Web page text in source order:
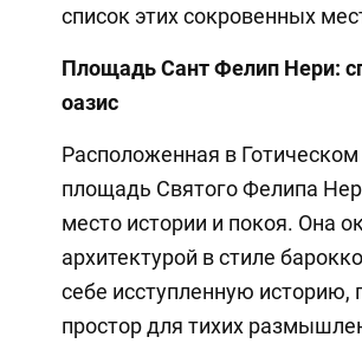
список этих сокровенных
Площадь Сант Фелип Нери:
оазис
Расположенная в Готическом
площадь Святого Фелипа
место истории и покоя. Она
архитектурой в стиле
себе исступленную историю,
простор для тихих